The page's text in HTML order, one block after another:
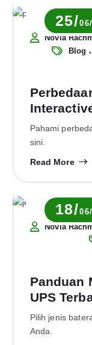
25/
Novia
Blog
Pahami
sini.
Read More
18/
Novia
Panduan
UPS
Pilih jenis
Anda.